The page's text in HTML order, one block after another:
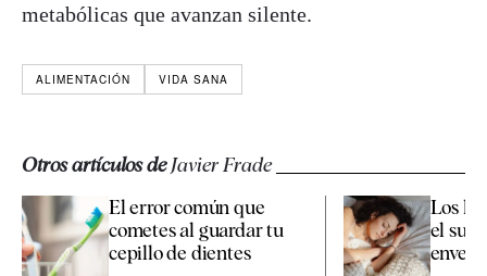
metabólicas que avanzan silente.
ALIMENTACIÓN VIDA SANA
Otros artículos deJavier Frade
El error común que
cometes al guardar tu
cepillo de dientes
Los
el